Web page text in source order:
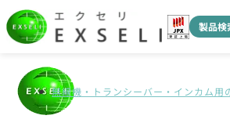
製品検
無線機・トランシーバー・インカム用